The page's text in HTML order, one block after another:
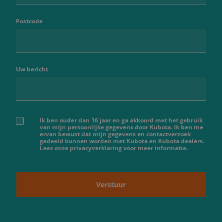
Postcode
Uw bericht
Ik ben ouder dan 16 jaar en ga akkoord met het gebruik
van mijn persoonlijke gegevens door Kubota. Ik ben me
ervan bewust dat mijn gegevens en contactverzoek
gedeeld kunnen worden met Kubota en Kubota dealers.
Lees onze privacyverklaring voor meer informatie.
Verstuur